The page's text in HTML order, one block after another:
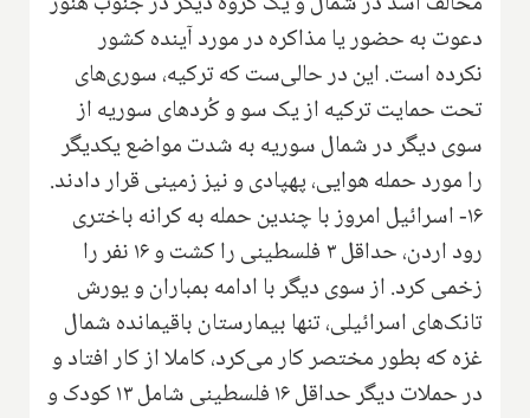
دعوت به حضور یا مذاکره در مورد آینده کشور
نکرده است. این در حالی‌ست که ترکیه، سوری‌های
تحت حمایت ترکیه از یک سو و کُردهای سوریه از
سوی دیگر در شمال سوریه به شدت مواضع یکدیگر
را مورد حمله هوایی، پهپادی و نیز زمینی قرار دادند.
۱۶- اسرائیل امروز با چندین حمله به کرانه باختری
رود اردن، حداقل ۳ فلسطینی را کشت و ۱۶ نفر را
زخمی کرد. از سوی دیگر با ادامه بمباران و یورش
تانک‌های اسرائیلی، تنها بیمارستان باقیمانده شمال
غزه که بطور مختصر کار می‌کرد، کاملا از کار افتاد و
در حملات دیگر حداقل ۱۶ فلسطینی شامل ۱۳ کودک و